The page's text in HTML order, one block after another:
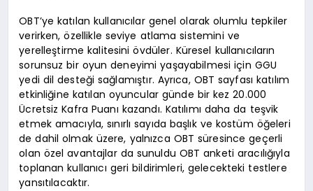
OBT’ye katılan kullanıcılar genel olarak olumlu tepkiler
verirken, özellikle seviye atlama sistemini ve
yerelleştirme kalitesini övdüler. Küresel kullanıcıların
sorunsuz bir oyun deneyimi yaşayabilmesi için GGU
yedi dil desteği sağlamıştır. Ayrıca, OBT sayfası katılım
etkinliğine katılan oyuncular günde bir kez 20.000
Ücretsiz Kafra Puanı kazandı. Katılımı daha da teşvik
etmek amacıyla, sınırlı sayıda başlık ve kostüm öğeleri
de dahil olmak üzere, yalnızca OBT süresince geçerli
olan özel avantajlar da sunuldu OBT anketi aracılığıyla
toplanan kullanıcı geri bildirimleri, gelecekteki testlere
yansıtılacaktır.